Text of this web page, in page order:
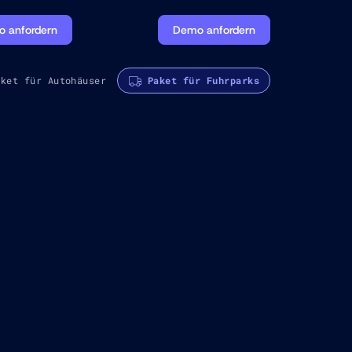
anfordern Demo anfordern
für Autohäuser Paket für Fuhrparks